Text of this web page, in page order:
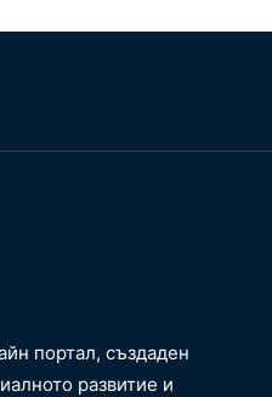
портал, създаден
развитие и